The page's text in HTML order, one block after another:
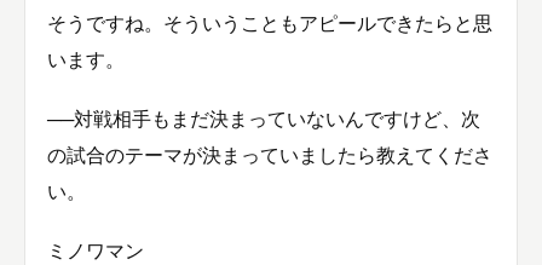
そうですね。そういうこともアピールできたらと思
います。
──対戦相手もまだ決まっていないんですけど、次
の試合のテーマが決まっていましたら教えてくださ
い。
ミノワマン